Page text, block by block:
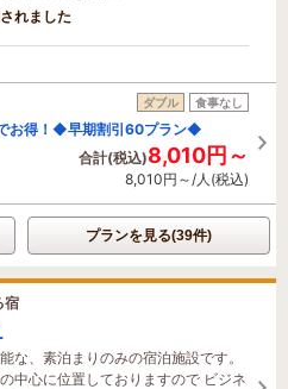
れました
ダブル 食事なし
お得！◆早期割引60プラン◆
合計(税込)8,010円～
8,010円～/人(税込)
プランを見る(39件)
宿
な、素泊まりのみの宿泊施設です。
中心に位置しておりますので ビジネ